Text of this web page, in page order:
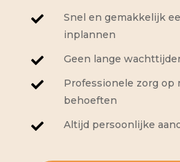

Snel en gemakkelijk
inplannen
 Geen lange

Professionele zorg op
behoeften
 Altijd persoonlijke